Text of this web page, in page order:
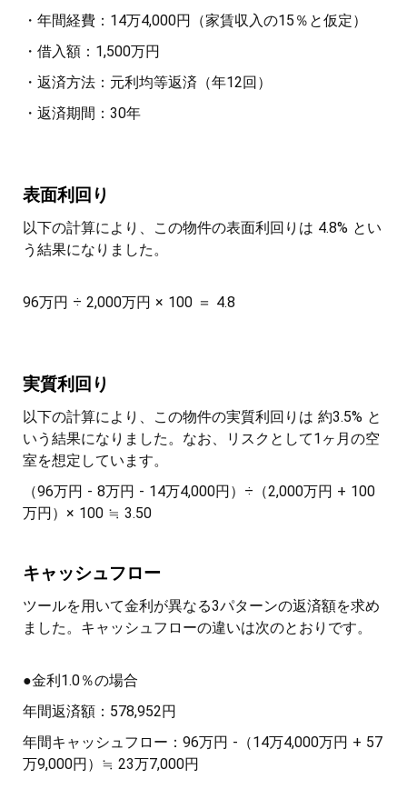
・年間経費：14万4,000円（家賃収入の15％と仮定）
・借入額：1,500万円
・返済方法：元利均等返済（年12回）
・返済期間：30年
表面利回り
以下の計算により、この物件の表面利回りは 4.8% とい
う結果になりました。
96万円 ÷ 2,000万円 × 100 ＝ 4.8
実質利回り
以下の計算により、この物件の実質利回りは 約3.5% と
いう結果になりました。なお、リスクとして1ヶ月の空
室を想定しています。
（96万円 - 8万円 - 14万4,000円）÷（2,000万円 + 100
万円）× 100 ≒ 3.50
キャッシュフロー
ツールを用いて金利が異なる3パターンの返済額を求め
ました。キャッシュフローの違いは次のとおりです。
●金利1.0％の場合
年間返済額：578,952円
年間キャッシュフロー：96万円 -（14万4,000万円 + 57
万9,000円）≒ 23万7,000円